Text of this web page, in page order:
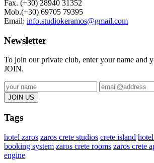
Fax. (+30) 28940 31352
Mob.(+30) 69705 79395
Email: info.studiokeramos@gmail.com
Newsletter
To join our private club, enter your name and
JOIN.
Tags
hotel zaros zaros crete studios crete island
booking system zaros crete rooms zaros crete
engine